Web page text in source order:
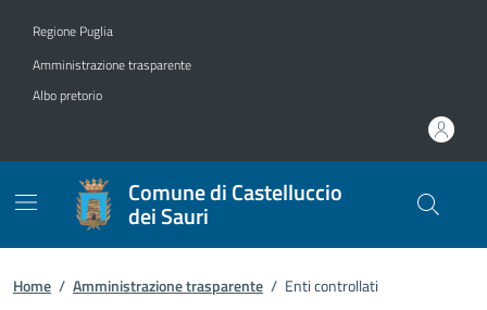
Regione Puglia
Amministrazione trasparente
Albo pretorio
Comune di Castelluccio
dei Sauri
Home / Amministrazione trasparente / Enti controllati